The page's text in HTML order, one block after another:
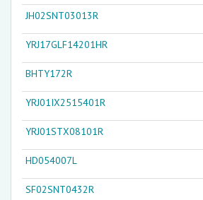
JH02SNT03013R
YRJ17GLF14201HR
BHTY172R
YRJ01IX2515401R
YRJ01STX08101R
HD054007L
SF02SNT0432R